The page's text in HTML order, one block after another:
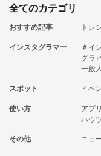
全てのカテゴリ
おすすめ記事 トレ
インスタグラマー
＃イ
グラ
一般人
スポット
イベ
使い方
アプリ
ハウ
その他
ニュ